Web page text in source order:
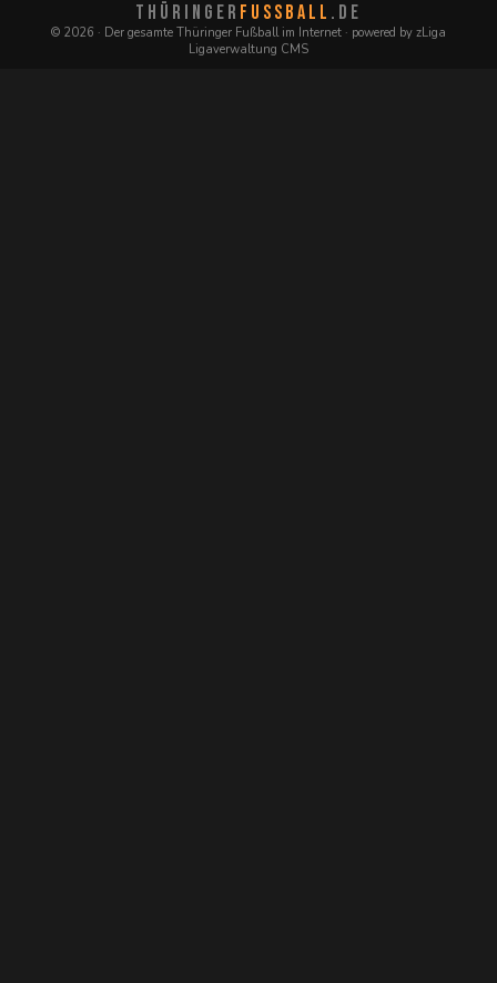
THÜRINGER FUSSBALL .DE
© 2026 · Der gesamte Thüringer Fußball im Internet · powered by zLiga
Ligaverwaltung CMS